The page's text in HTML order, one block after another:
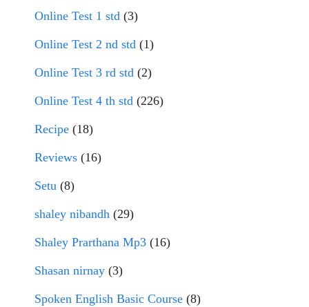
Online Test 1 std (3)
Online Test 2 nd std (1)
Online Test 3 rd std (2)
Online Test 4 th std (226)
Recipe (18)
Reviews (16)
Setu (8)
shaley nibandh (29)
Shaley Prarthana Mp3 (16)
Shasan nirnay (3)
Spoken English Basic Course (8)